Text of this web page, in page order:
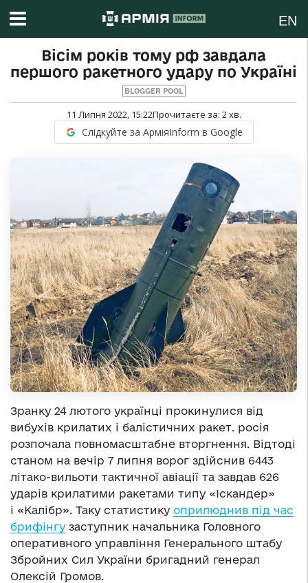
EN
Вісім років тому рф завдала
першого ракетного удару по Україні
BLOGGER POOL
11 Липня 2022, 15:22Прочитаєте за: 2хв.
Слідкуйте за АрміяInform в Google
Зранку 24 лютого українці прокинулися від
вибухів крилатих і балістичних ракет. росія
розпочала повномасштабне вторгнення. Відтоді
станом на вечір 7 липня ворог здійснив 6443
літако-вильоти тактичної авіації та завдав 626
ударів крилатими ракетами типу «Іскандер»
і «Калібр». Таку статистику оприлюднив під час
брифінгу заступник начальника Головного
оперативного управління Генерального штабу
Збройних Сил України бригадний генерал
Олексій Громов.